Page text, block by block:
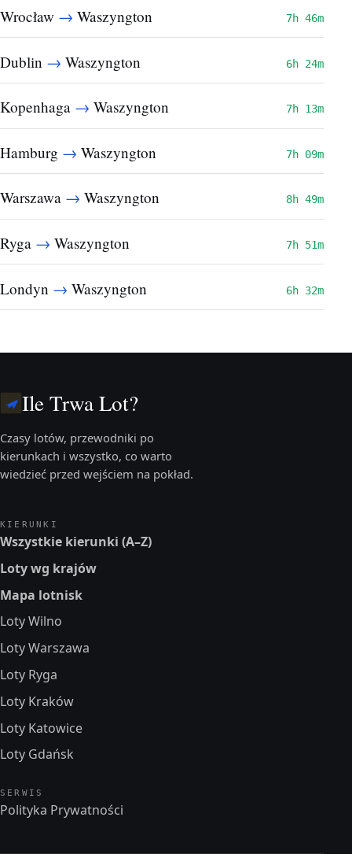
Wrocław → Waszyngton 7h 46m
Dublin → Waszyngton 6h 24m
Kopenhaga → Waszyngton 7h 13m
Hamburg → Waszyngton 7h 09m
Warszawa → Waszyngton 8h 49m
Ryga → Waszyngton 7h 51m
Londyn → Waszyngton 6h 32m
Ile Trwa Lot?
Czasy lotów, przewodniki po
kierunkach i wszystko, co warto
wiedzieć przed wejściem na pokład.
KIERUNKI
Wszystkie kierunki (A–Z)
Loty wg krajów
Mapa lotnisk
Loty Wilno
Loty Warszawa
Loty Ryga
Loty Kraków
Loty Katowice
Loty Gdańsk
SERWIS
Polityka Prywatności